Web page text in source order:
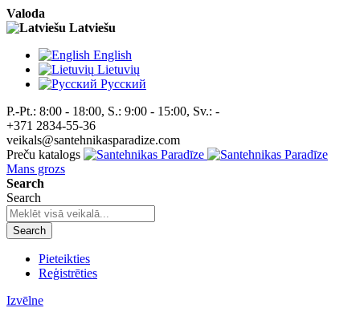
Valoda
Latviešu
English
Lietuvių
Pусский
P.-Pt.: 8:00 - 18:00, S.: 9:00 - 15:00, Sv.: -
+371 2834-55-36
veikals@santehnikasparadize.com
Preču katalogs
Mans grozs
Search
Search
Search
Pieteikties
Reģistrēties
Izvēlne